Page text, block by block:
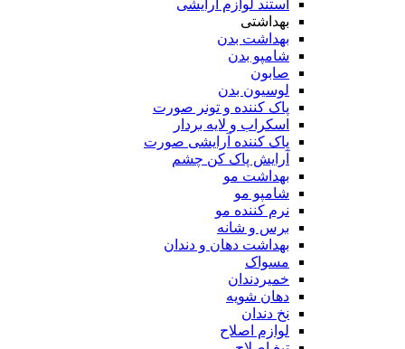
استند لوازم آرایشی
بهداشتی
بهداشت بدن
شامپو بدن
صابون
لوسیون بدن
پاک کننده و تونر صورت
اسکراب و لایه بردار
پاک کننده آرایشی صورت
آرایش پاک کن چشم
بهداشت مو
شامپو مو
نرم کننده مو
برس و شانه
بهداشت دهان و دندان
مسواک
خمیردندان
دهان شویه
نخ دندان
لوازم اصلاح